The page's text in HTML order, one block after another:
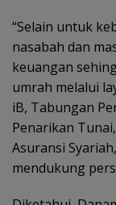
“Selain untuk
nasabah dan
keuangan
umrah melalui
iB, Tabungan
Penarikan
Asuransi
mendukung